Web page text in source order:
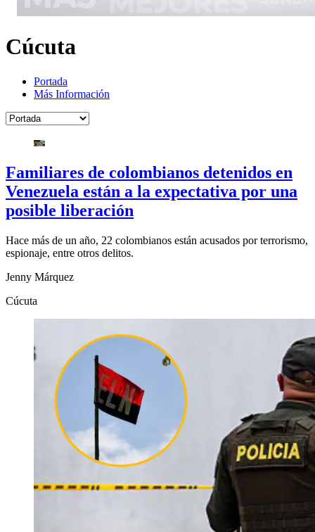
Cúcuta
Portada
Más Información
Familiares de colombianos detenidos en
Venezuela están a la expectativa por una
posible liberación
Hace más de un año, 22 colombianos están acusados por terrorismo,
espionaje, entre otros delitos.
Jenny Márquez
Cúcuta